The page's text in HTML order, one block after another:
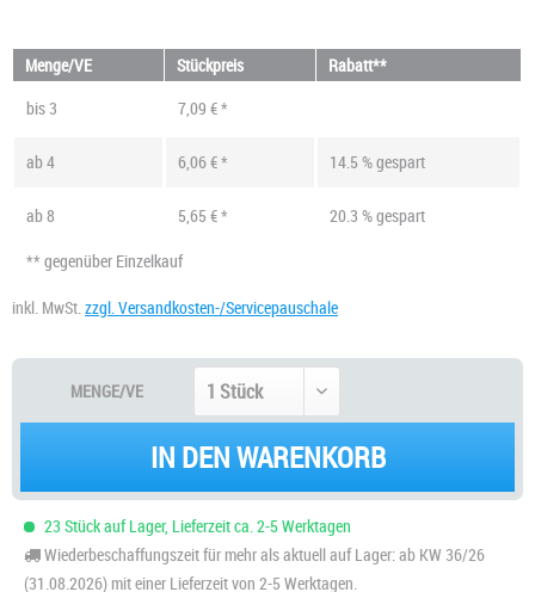
Menge/VE Stückpreis
Rabatt**
bis 3 7,09 € *
ab4 6,06 € * 14.5 % gespart
ab8 5,65 € *
20.3 % gespart
** gegenüber Einzelkauf
inkl. MwSt. zzgl. Versandkosten-/Servicepauschale
MENGE/VE
IN DEN WARENKORB
23 Stück auf Lager, Lieferzeit ca. 2-5 Werktagen
Wiederbeschaffungszeit für mehr als aktuell auf Lager: ab KW 36/26
(31.08.2026) mit einer Lieferzeit von 2-5 Werktagen.